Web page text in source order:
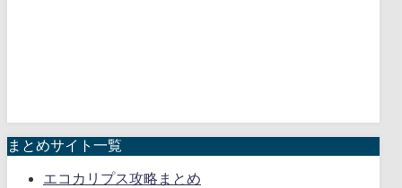
まとめサイト一覧
エコカリプス攻略まとめ